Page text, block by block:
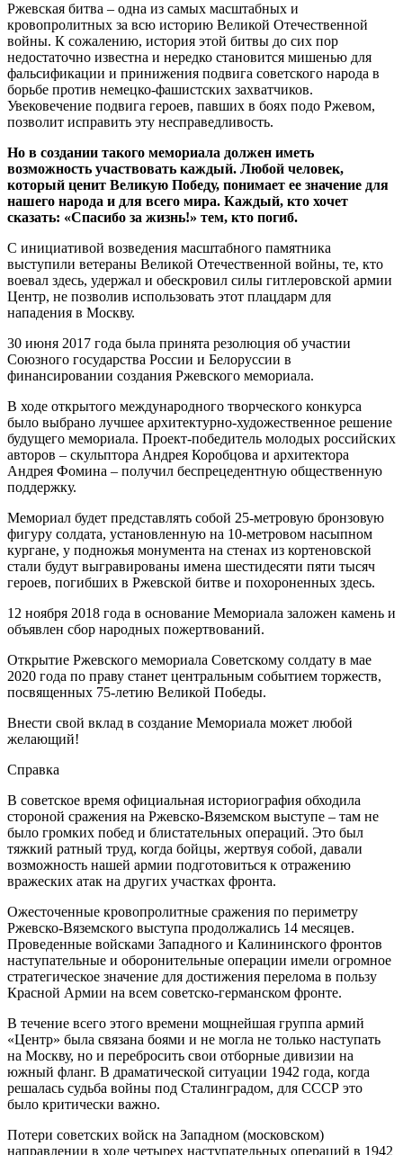
Ржевская битва – одна из самых масштабных и
кровопролитных за всю историю Великой Отечественной
войны. К сожалению, история этой битвы до сих пор
недостаточно известна и нередко становится мишенью для
фальсификации и принижения подвига советского народа в
борьбе против немецко-фашистских захватчиков.
Увековечение подвига героев, павших в боях подо Ржевом,
позволит исправить эту несправедливость.
Но в создании такого мемориала должен иметь
возможность участвовать каждый. Любой человек,
который ценит Великую Победу, понимает ее значение для
нашего народа и для всего мира. Каждый, кто хочет
сказать: «Спасибо за жизнь!» тем, кто погиб.
С инициативой возведения масштабного памятника
выступили ветераны Великой Отечественной войны, те, кто
воевал здесь, удержал и обескровил силы гитлеровской армии
Центр, не позволив использовать этот плацдарм для
нападения в Москву.
30 июня 2017 года была принята резолюция об участии
Союзного государства России и Белоруссии в
финансировании создания Ржевского мемориала.
В ходе открытого международного творческого конкурса
было выбрано лучшее архитектурно-художественное решение
будущего мемориала. Проект-победитель молодых российских
авторов – скульптора Андрея Коробцова и архитектора
Андрея Фомина – получил беспрецедентную общественную
поддержку.
Мемориал будет представлять собой 25-метровую бронзовую
фигуру солдата, установленную на 10-метровом насыпном
кургане, у подножья монумента на стенах из кортеновской
стали будут выгравированы имена шестидесяти пяти тысяч
героев, погибших в Ржевской битве и похороненных здесь.
12 ноября 2018 года в основание Мемориала заложен камень и
объявлен сбор народных пожертвований.
Открытие Ржевского мемориала Советскому солдату в мае
2020 года по праву станет центральным событием торжеств,
посвященных 75-летию Великой Победы.
Внести свой вклад в создание Мемориала может любой
желающий!
Справка
В советское время официальная историография обходила
стороной сражения на Ржевско-Вяземском выступе – там не
было громких побед и блистательных операций. Это был
тяжкий ратный труд, когда бойцы, жертвуя собой, давали
возможность нашей армии подготовиться к отражению
вражеских атак на других участках фронта.
Ожесточенные кровопролитные сражения по периметру
Ржевско-Вяземского выступа продолжались 14 месяцев.
Проведенные войсками Западного и Калининского фронтов
наступательные и оборонительные операции имели огромное
стратегическое значение для достижения перелома в пользу
Красной Армии на всем советско-германском фронте.
В течение всего этого времени мощнейшая группа армий
«Центр» была связана боями и не могла не только наступать
на Москву, но и перебросить свои отборные дивизии на
южный фланг. В драматической ситуации 1942 года, когда
решалась судьба войны под Сталинградом, для СССР это
было критически важно.
Потери советских войск на Западном (московском)
направлении в ходе четырех наступательных операций в 1942